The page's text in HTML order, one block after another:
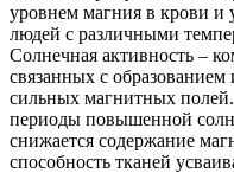
уровнем магния в крови и
людей с различными
Солнечная активность –
связанных с
сильных магнитных полей.
периоды повышенной
снижается содержание
способность тканей